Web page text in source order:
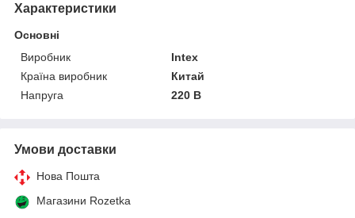
Характеристики
Основні
Виробник
Intex
Країна виробник
Китай
Напруга
220 В
Умови доставки
Нова Пошта
Магазини Rozetka